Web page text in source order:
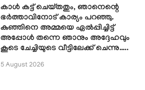
കാൾ കട്ട് ചെയ്തതും, ഞാനെന്റെ
ഭർത്താവിനോട് കാര്യം പറഞ്ഞു.
കുഞ്ഞിനെ അമ്മയെ ഏൽപ്പിച്ചിട്ട്
അപ്പോൾ തന്നെ ഞാനും അദ്ദേഹവും
കൂടെ ചേച്ചിയുടെ വീട്ടിലേക്ക് ചെന്നു…..
5 August 2026